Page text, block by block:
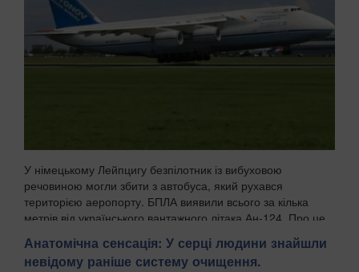
У німецькому Лейпцигу безпілотник із вибуховою
речовиною могли збити з автобуса, який рухався
територією аеропорту. БПЛА виявили всього за кілька
метрів від українського вантажного літака Ан-124. Про це
пише WELT із посиланням на німецькі органи безпек...
Анатомічна сенсація: У серці людини знайшли
невідому раніше систему очищення.